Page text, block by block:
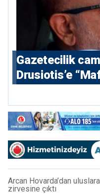
Gazetecilik
⁠Drusiotis’e
Arcan Hovarda’dan
zirvesine çıktı